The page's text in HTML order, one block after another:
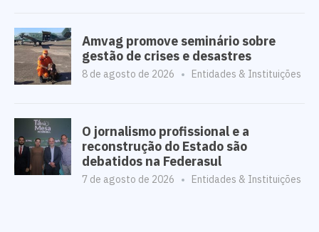
Amvag promove seminário sobre
gestão de crises e desastres
8 de agosto de 2026 Entidades & Instituições
O jornalismo profissional e a
reconstrução do Estado são
debatidos na Federasul
7 de agosto de 2026 Entidades & Instituições